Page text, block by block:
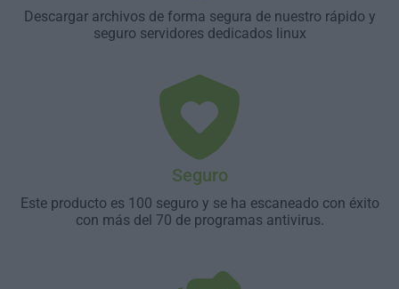
Descargar archivos de forma segura de nuestro rápido y
seguro servidores dedicados linux
Seguro
Este producto es 100 seguro y se ha escaneado con éxito
con más del 70 de programas antivirus.